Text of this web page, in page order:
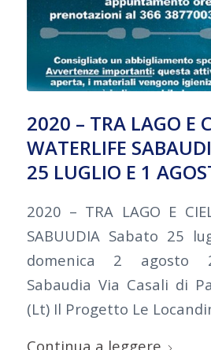
2020 – TRA LAGO E
WATERLIFE
25 LUGLIO E 1
2020 – TRA LAGO E
SABUUDIA Sabato 25
domenica 2 agosto
Sabaudia Via Casali di
(Lt) Il Progetto Le
Continua a leggere